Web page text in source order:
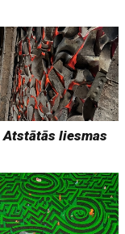
Atstātās liesmas